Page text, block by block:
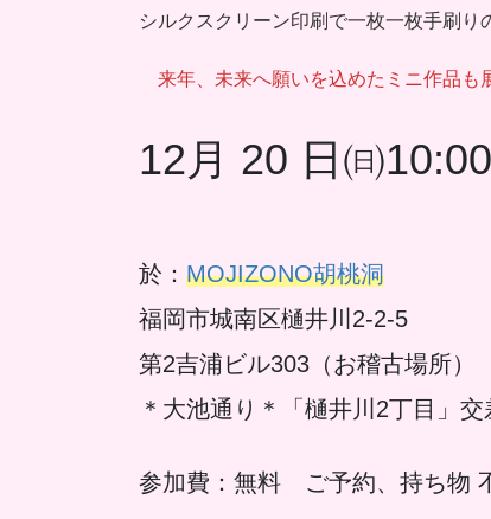
シルクスクリーン印刷で一枚一枚手刷り
来年、未来へ願いを込めたミニ作品も
12月 20 日㈰
於： MOJIZONO胡桃洞
福岡市城南区樋井川2-2-5
第2吉浦ビル303（お稽古場所）
＊大池通り＊「樋井川2丁目」
参加費：無料 ご予約、持ち物